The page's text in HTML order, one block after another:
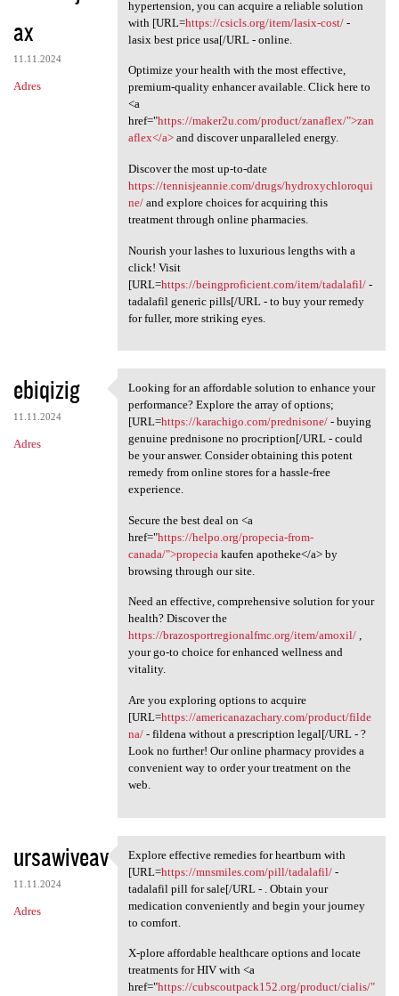
ax
11.11.2024
Adres
hypertension, you can acquire a reliable solution
with [URL=https://csicls.org/item/lasix-cost/-
lasix best price usa[/URL - online.
Optimize your health with the most effective,
premium-quality enhancer available. Click here to
<a
href="https://maker2u.com/product/zanaflex/">zan
aflex</a>and discover unparalleled energy.
Discover the most up-to-date
https://tennisjeannie.com/drugs/hydroxychloroqui
ne/and explore choices for acquiring this
treatment through online pharmacies.
Nourish your lashes to luxurious lengths with a
click! Visit
[URL=https://beingproficient.com/item/tadalafil/-
tadalafil generic pills[/URL - to buy your remedy
for fuller, more striking eyes.
ebiqizig
11.11.2024
Adres
Looking for an affordable
Looking for an affordable solution to enhance your
performance? Explore the array of options;
[URL=https://karachigo.com/prednisone/- buying
genuine prednisone no procription[/URL - could
be your answer. Consider obtaining this potent
remedy from online stores for a hassle-free
experience.
Secure the best deal on <a
href="https://helpo.org/propecia-from-
canada/">propecia kaufen apotheke</a> by
browsing through our site.
Need an effective, comprehensive solution for your
health? Discover the
https://brazosportregionalfmc.org/item/amoxil/,
your go-to choice for enhanced wellness and
vitality.
Are you exploring options to acquire
[URL=https://americanazachary.com/product/filde
na/- fildena without a prescription legal[/URL - ?
Look no further! Our online pharmacy provides a
convenient way to order your treatment on the
web.
ursawiveav
11.11.2024
Adres
Explore effective remedies
Explore effective remedies for heartburn with
[URL=https://mnsmiles.com/pill/tadalafil/-
tadalafil pill for sale[/URL - . Obtain your
medication conveniently and begin your journey
to comfort.
X-plore affordable healthcare options and locate
treatments for HIV with <a
href="https://cubscoutpack152.org/product/cialis/"